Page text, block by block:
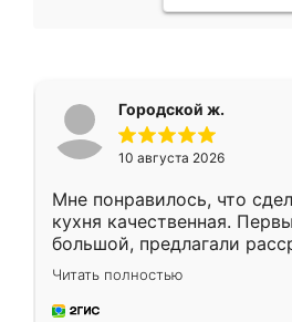
Городской ж.
10 августа 2026
Мне понравилось, что
кухня качественная.
большой, предлагали
Ждал меньше месяца,
руками. По цене вышло
Рекомендую!
Читать полностью